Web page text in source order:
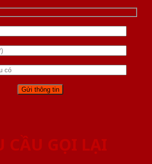
CẦU GỌI LẠI